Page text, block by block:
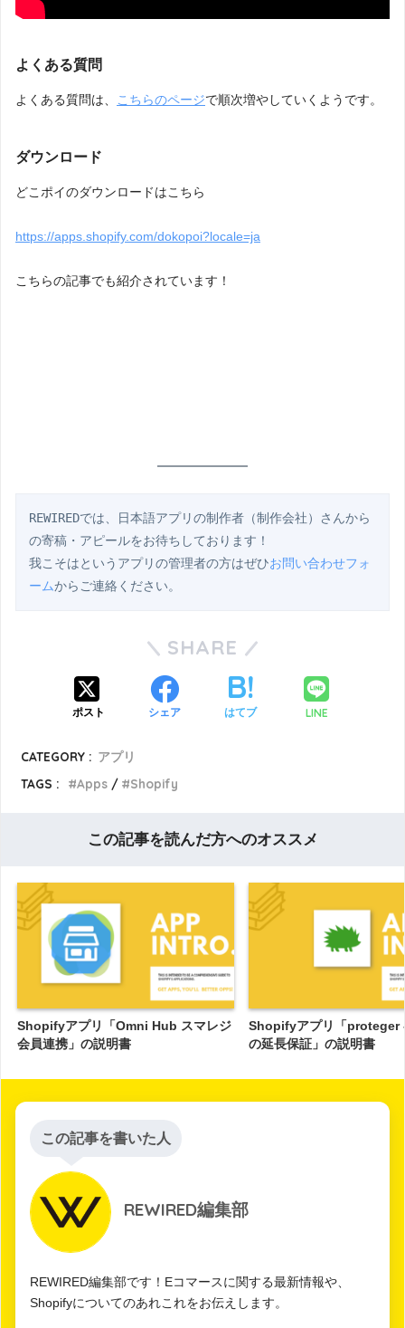
よくある質問
よくある質問は、 こちらのページで順次増やしていくようです。
ダウンロード
どこポイのダウンロードはこちら
https://apps.shopify.com/dokopoi?locale=ja
こちらの記事でも紹介されています！
REWIREDでは、日本語アプリの制作者（制作会社）さんから
の寄稿・アピールをお待ちしております！
我こそはというアプリの管理者の方はぜひお問い合わせフォ
ームからご連絡ください。
SHARE
ポスト シェア はてブ LINE
CATEGORY : アプリ
TAGS :
Apps Shopify
この記事を読んだ方へのオススメ
Shopifyアプリ「Omni Hub スマレジ
会員連携」の説明書
Shopifyアプリ「proteger
の延長保証」の説明書
この記事を書いた人
REWIRED編集部
REWIRED編集部です！Eコマースに関する最新情報や、
Shopifyについてのあれこれをお伝えします。